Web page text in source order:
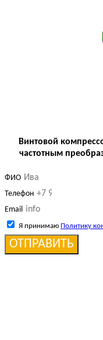
Винтовой
частотным
ФИО
Телефон
Email
Я принимаю Политику
ОТПРАВИТЬ